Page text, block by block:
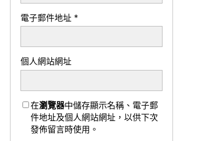
電子郵件地址 *
個人網站網址
在瀏覽器中儲存顯示名稱、電子郵
件地址及個人網站網址，以供下次
發佈留言時使用。